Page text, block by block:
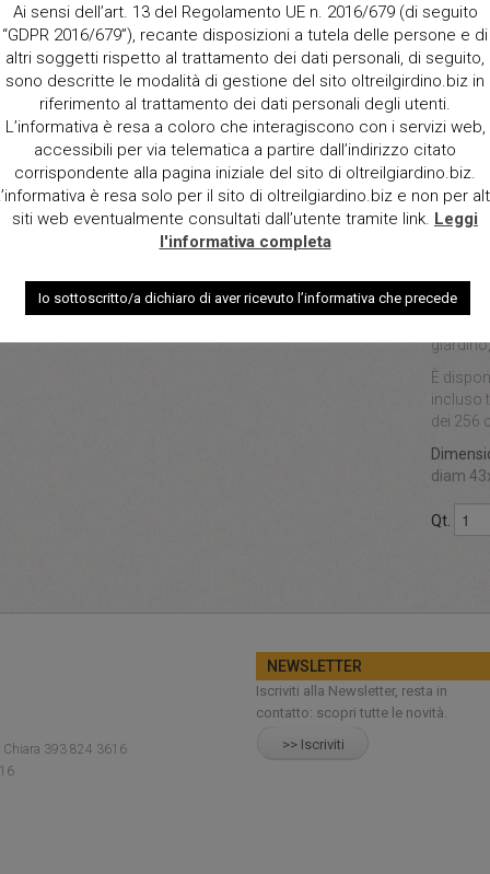
Chloe
gambe
questo
casa.
La
come
della
passare
molto
È
incluso
dei 256
diam
Qt.
Chiara 393 824 3616
NEWSLETTER
Iscriviti alla Newsletter, resta in
contatto: scopri tutte le novità.
>> Iscriviti
Ai sensi dell’art. 13 del Regolamento UE n. 2016/679 (di seguito
“GDPR 2016/679”), recante disposizioni a tutela delle persone e di
altri soggetti rispetto al trattamento dei dati personali, di seguito,
sono descritte le modalità di gestione del sito oltreilgirdino.biz in
riferimento al trattamento dei dati personali degli utenti.
L’informativa è resa a coloro che interagiscono con i servizi web,
accessibili per via telematica a partire dall’indirizzo citato
corrispondente alla pagina iniziale del sito di oltreilgiardino.biz.
è resa solo per il sito di oltreilgiardino.biz e non per
siti web eventualmente consultati dall’utente tramite link. Leggi
l'informativa completa
Io sottoscritto/a dichiaro di aver ricevuto l’informativa che precede